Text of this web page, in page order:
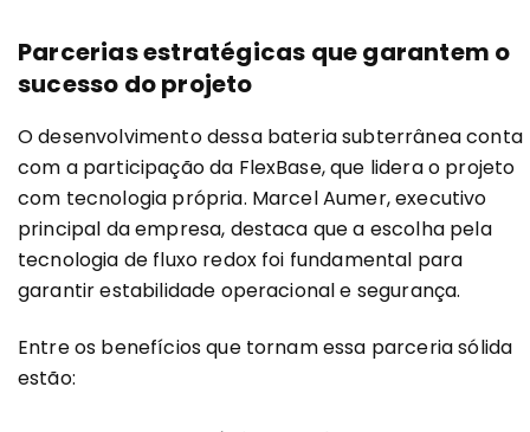
Parcerias estratégicas que garantem o
sucesso do projeto
O desenvolvimento dessa bateria subterrânea conta
com a participação da FlexBase, que lidera o projeto
com tecnologia própria. Marcel Aumer, executivo
principal da empresa, destaca que a escolha pela
tecnologia de fluxo redox foi fundamental para
garantir estabilidade operacional e segurança.
Entre os benefícios que tornam essa parceria sólida
estão: